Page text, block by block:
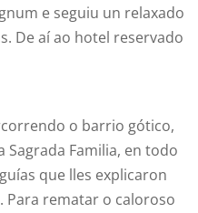
e seguiu un relaxado
De aí ao hotel reservado
o barrio gótico,
Familia, en todo
que lles explicaron
Para rematar o caloroso